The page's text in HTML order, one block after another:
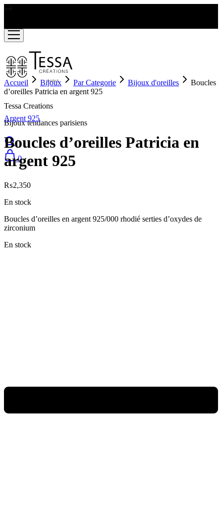
Tessa Creations
Bijoux tendances parisiens
0
Accueil Bijoux Par Categorie Bijoux d'oreilles
Boucles
d’oreilles Patricia en argent 925
Argent 925
Boucles d’oreilles Patricia en
argent 925
₨2,350
En stock
Boucles d’oreilles en argent 925/000 rhodié serties d’oxydes de
zirconium
En stock